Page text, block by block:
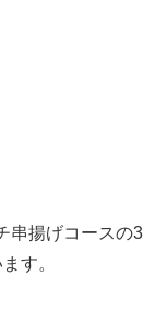
揚げコースの
す。